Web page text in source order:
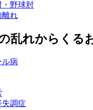
・野球肘
離れ
乱れからくる
ル病
失調症